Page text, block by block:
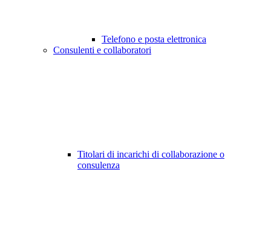
Telefono e posta elettronica
Consulenti e collaboratori
Titolari di incarichi di collaborazione o
consulenza